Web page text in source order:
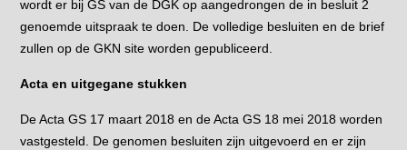
wordt er bij GS van de DGK op aangedrongen de in besluit 2
genoemde uitspraak te doen. De volledige besluiten en de brief
zullen op de GKN site worden gepubliceerd.
Acta en uitgegane stukken
De Acta GS 17 maart 2018 en de Acta GS 18 mei 2018 worden
vastgesteld. De genomen besluiten zijn uitgevoerd en er zijn